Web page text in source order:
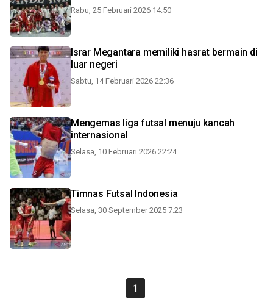
Rabu, 25 Februari 2026 14:50
Israr Megantara memiliki hasrat bermain di
luar negeri
Sabtu, 14 Februari 2026 22:36
Mengemas liga futsal menuju kancah
internasional
Selasa, 10 Februari 2026 22:24
Timnas Futsal Indonesia
Selasa, 30 September 2025 7:23
1